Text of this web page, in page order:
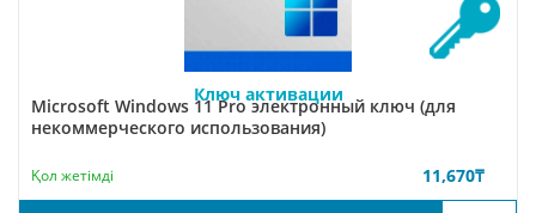
Ключ активации
Microsoft Windows 11 Pro электронный ключ (для
некоммерческого использования)
Қол жетімді 11,670₸